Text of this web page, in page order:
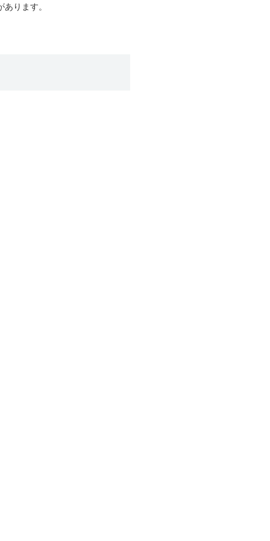
、本サービスの全部または一
定したパスワードを契約者以
、パスワードについて、個別
変更手続きを行うなど当行所
場合、本サービスの利用は契
対策、不正利用防止対策など
とします。
ります。